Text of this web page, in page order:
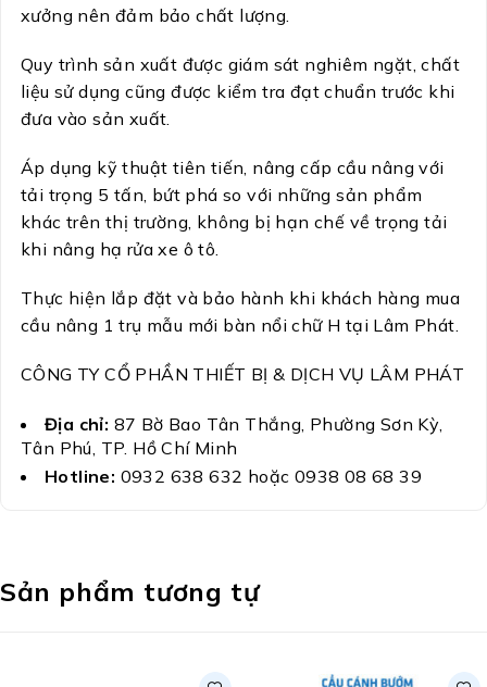
xưởng nên đảm bảo chất lượng.
Quy trình sản xuất được giám sát nghiêm ngặt, chất
liệu sử dụng cũng được kiểm tra đạt chuẩn trước khi
đưa vào sản xuất.
Áp dụng kỹ thuật tiên tiến, nâng cấp cầu nâng với
tải trọng 5 tấn, bứt phá so với những sản phẩm
khác trên thị trường, không bị hạn chế về trọng tải
khi nâng hạ rửa xe ô tô.
Thực hiện lắp đặt và bảo hành khi khách hàng mua
cầu nâng 1 trụ mẫu mới bàn nổi chữ H tại Lâm Phát.
CÔNG TY CỔ PHẦN THIẾT BỊ & DỊCH VỤ LÂM PHÁT
Địa chỉ: 87 Bờ Bao Tân Thắng, Phường Sơn Kỳ,
Tân Phú, TP. Hồ Chí Minh
Hotline: 0932 638 632 hoặc 0938 08 68 39
Sản phẩm tương tự